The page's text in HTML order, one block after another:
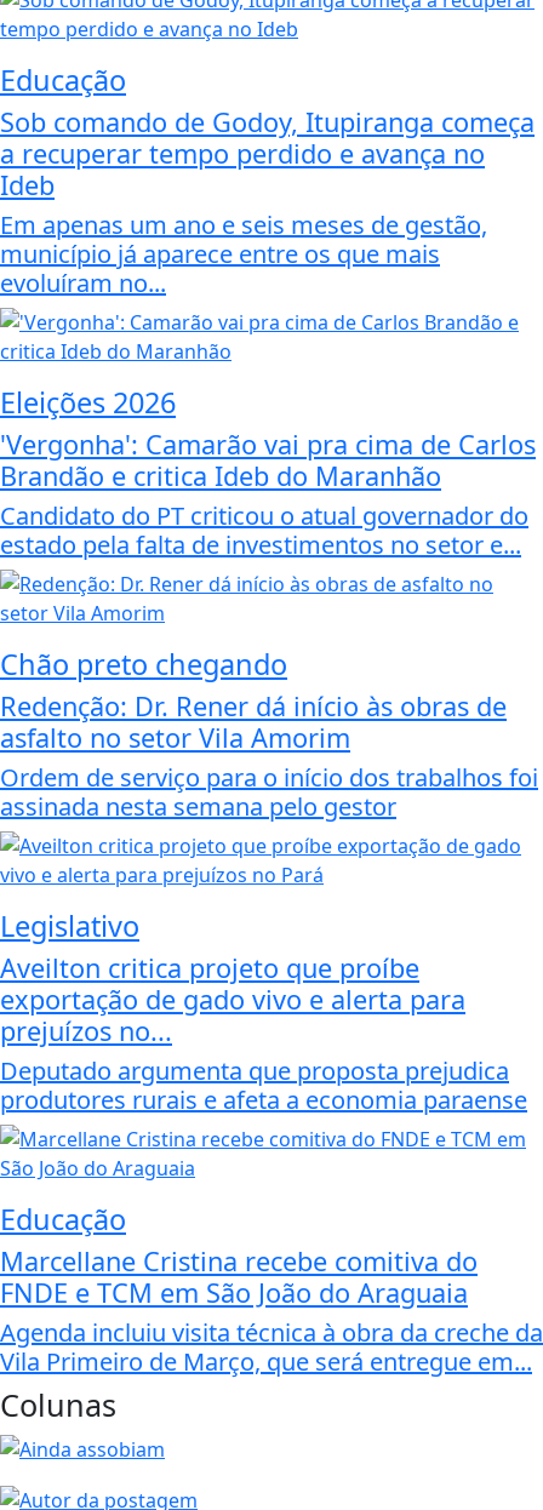
Educação
Sob comando de Godoy, Itupiranga começa
a recuperar tempo perdido e avança no
Ideb
Em apenas um ano e seis meses de gestão,
município já aparece entre os que mais
evoluíram no...
Eleições 2026
'Vergonha': Camarão vai pra cima de Carlos
Brandão e critica Ideb do Maranhão
Candidato do PT criticou o atual governador do
estado pela falta de investimentos no setor e...
Chão preto chegando
Redenção: Dr. Rener dá início às obras de
asfalto no setor Vila Amorim
Ordem de serviço para o início dos trabalhos foi
assinada nesta semana pelo gestor
Legislativo
Aveilton critica projeto que proíbe
exportação de gado vivo e alerta para
prejuízos no...
Deputado argumenta que proposta prejudica
produtores rurais e afeta a economia paraense
Educação
Marcellane Cristina recebe comitiva do
FNDE e TCM em São João do Araguaia
Agenda incluiu visita técnica à obra da creche da
Vila Primeiro de Março, que será entregue em...
Colunas